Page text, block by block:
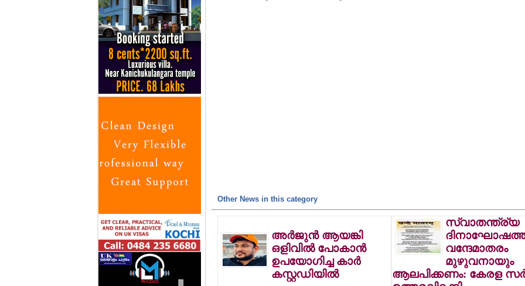
Other News in this category
അര്‍ജുന്‍ ആയങ്കി
ഒളിവില്‍ പോകാന്‍
ഉപയോഗിച്ച കാര്‍
കസ്റ്റഡിയില്‍
സ്വാതന്ത്ര്യ
വന്ദേമാതരം
മുഴുവനായും
ആലപിക്കണം: കേരള